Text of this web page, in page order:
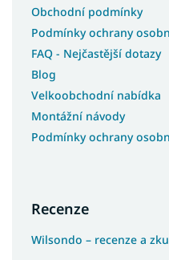
Obchodní podmínky
Podmínky ochrany
FAQ - Nejčastější dotazy
Blog
Velkoobchodní nabídka
Montážní návody
Podmínky ochrany
Recenze
Wilsondo – recenze a